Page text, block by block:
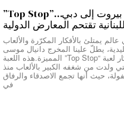
من بيروت إلى دبي…”Top Stop”
تقتحم المعارض الدولية
يمتلئ بالأفكار المكرّرة والألعاب
يطلّ علينا المخرج دانيال موسى
بابتكار لعبة “Top Stop” المميزة.هذه اللعبة
ولدت من شغفه الكبير بالألعاب منذ
حيث أنها تجمع الاصدقاء والرفاق
في